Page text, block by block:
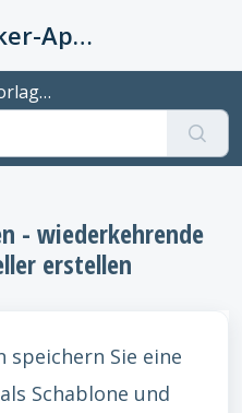
MeinHandwerker-App Info-Kiste
schneller e...
- wiederkehrende
erstellen
speichern Sie eine
Schablone und